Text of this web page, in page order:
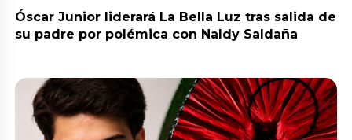
Óscar Junior liderará La Bella Luz tras salida de
su padre por polémica con Naldy Saldaña